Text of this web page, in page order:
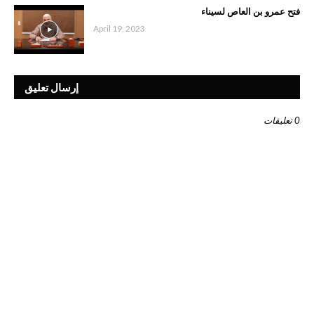
فتح عمرو بن العاص لسيناء
April 19, 2023
إرسال تعليق
0 تعليقات